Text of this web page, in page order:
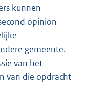
kunnen
opinion
gemeente.
van het
van die opdracht